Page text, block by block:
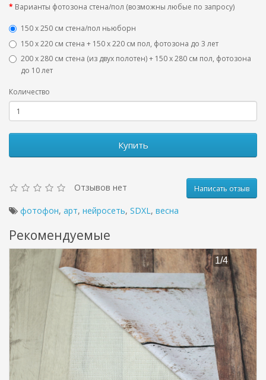
Варианты фотозона стена/пол (возможны любые по запросу)
150 х 250 см стена/пол ньюборн
150 х 220 см стена + 150 х 220 см пол, фотозона до 3 лет
200 х 280 см стена (из двух полотен) + 150 х 280 см пол, фотозона
до 10 лет
Количество
Купить
Отзывов нет Написать отзыв
фотофон, арт, нейросеть, SDXL, весна
Рекомендуемые